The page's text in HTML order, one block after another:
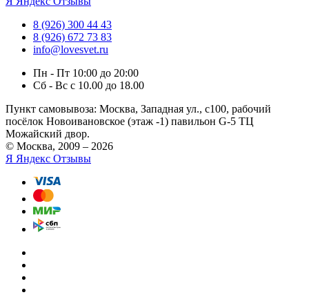
8 (926) 300 44 43
8 (926) 672 73 83
info@lovesvet.ru
Пн - Пт 10:00 до 20:00
Сб - Вс с 10.00 до 18.00
Пункт самовывоза: Москва, Западная ул., с100, рабочий
посёлок Новоивановское (этаж -1) павильон G-5 ТЦ
Можайский двор.
© Москва, 2009 – 2026
Я Яндекс Отзывы